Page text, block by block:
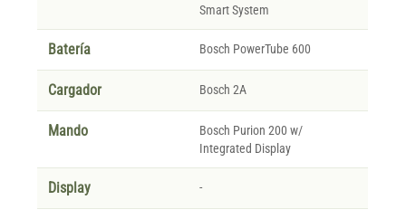
Smart System
Batería Bosch PowerTube 600
Cargador Bosch 2A
Mando
Bosch Purion 200 w/
Integrated Display
Display -